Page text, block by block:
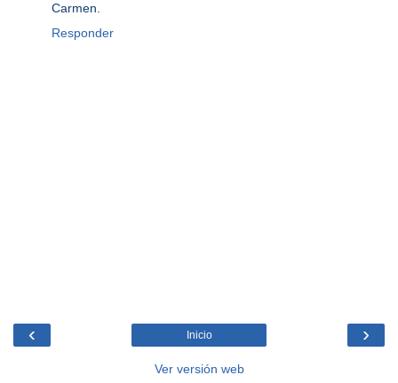
Carmen.
Responder
‹ ›
Inicio
Ver versión web